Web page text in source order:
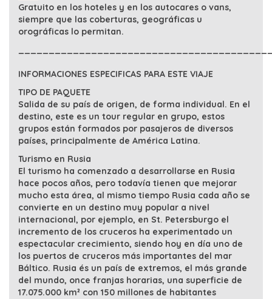
Gratuito en los hoteles y en los autocares o vans,
siempre que las coberturas, geográficas u
orográficas lo permitan.
INFORMACIONES ESPECIFICAS PARA ESTE VIAJE
TIPO DE PAQUETE
Salida de su país de origen, de forma individual. En el
destino, este es un tour regular en grupo, estos
grupos están formados por pasajeros de diversos
países, principalmente de América Latina.
Turismo en Rusia
El turismo ha comenzado a desarrollarse en Rusia
hace pocos años, pero todavía tienen que mejorar
mucho esta área, al mismo tiempo Rusia cada año se
convierte en un destino muy popular a nivel
internacional, por ejemplo, en St. Petersburgo el
incremento de los cruceros ha experimentado un
espectacular crecimiento, siendo hoy en día uno de
los puertos de cruceros más importantes del mar
Báltico. Rusia és un país de extremos, el más grande
del mundo, once franjas horarias, una superficie de
17.075.000 km² con 150 millones de habitantes